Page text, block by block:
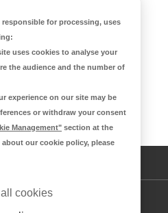
mollis nulla. Nunc a
la newsletter
DE LOGEMENT
responsible for processing, uses
uses cookies to analyse your
the audience and the number of
experience on our site may be
or withdraw your consent
Management" section at the
our cookie policy, please
cookies